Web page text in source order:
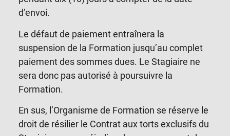
d’envoi.
Le défaut de paiement entraînera la
suspension de la Formation jusqu’au complet
paiement des sommes dues. Le Stagiaire ne
sera donc pas autorisé à poursuivre la
Formation.
En sus, l’Organisme de Formation se réserve le
droit de résilier le Contrat aux torts exclusifs du